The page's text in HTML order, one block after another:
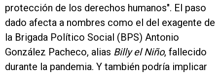
protección de los derechos humanos". El paso
dado afecta a nombres como el del exagente de
la Brigada Político Social (BPS) Antonio
González Pacheco, alias Billy el Niño, fallecido
durante la pandemia. Y también podría implicar